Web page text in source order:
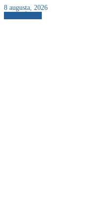
8 augusta, 2026